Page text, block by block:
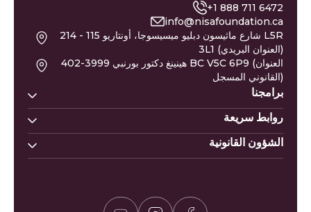
+1 888 711 6472
info@nisafoundation.ca
214 - 115 شارع ماثيسون دبليو ميسيسوجا، أونتاريو L5R
402-3999 هينينغ دكتور بورنبي BC V5C 6P9 (العنوان
برامجنا
خط مساعدة نيسا
روابط سريعة
تبرع
أسماء المواليد
التطوع
الشؤون القانونية
سياسة المتبرعين